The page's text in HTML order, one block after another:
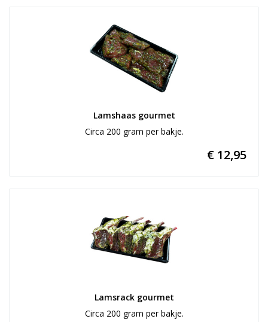
Lamshaas gourmet
Circa 200 gram per bakje.
€ 12,95
Lamsrack gourmet
Circa 200 gram per bakje.